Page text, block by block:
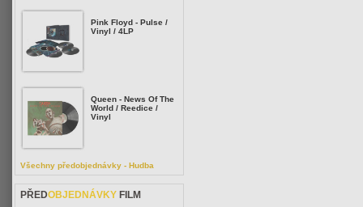
Pink Floyd - Pulse /
Vinyl / 4LP
Queen - News Of The
World / Reedice /
Vinyl
Všechny předobjednávky - Hudba
PŘEDOBJEDNÁVKY FILM